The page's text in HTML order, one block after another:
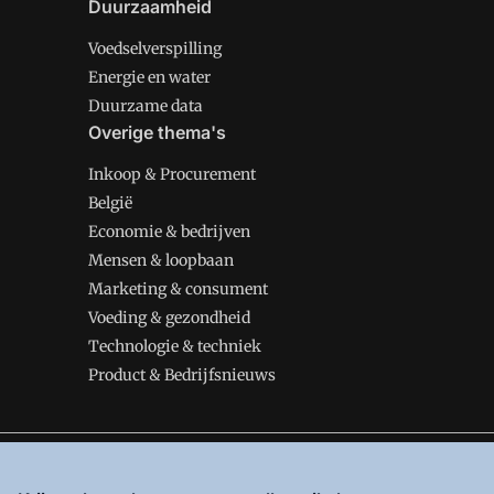
Duurzaamheid
Voedselverspilling
Energie en water
Duurzame data
Overige thema's
Inkoop & Procurement
België
Economie & bedrijven
Mensen & loopbaan
Marketing & consument
Voeding & gezondheid
Technologie & techniek
Product & Bedrijfsnieuws